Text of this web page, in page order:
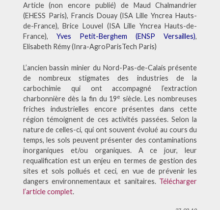
Article (non encore publié) de Maud Chalmandrier
(EHESS Paris), Francis Douay (ISA Lille Yncrea Hauts-
de-France), Brice Louvel (ISA Lille Yncrea Hauts-de-
France), Yves Petit-Berghem (ENSP Versailles),
Elisabeth Rémy (Inra-AgroParisTech Paris)
L’ancien bassin minier du Nord-Pas-de-Calais présente
de nombreux stigmates des industries de la
carbochimie qui ont accompagné l’extraction
charbonnière dès la fin du 19e siècle. Les nombreuses
friches industrielles encore présentes dans cette
région témoignent de ces activités passées. Selon la
nature de celles-ci, qui ont souvent évolué au cours du
temps, les sols peuvent présenter des contaminations
inorganiques et/ou organiques. A ce jour, leur
requalification est un enjeu en termes de gestion des
sites et sols pollués et ceci, en vue de prévenir les
dangers environnementaux et sanitaires. Télécharger
l’article complet.